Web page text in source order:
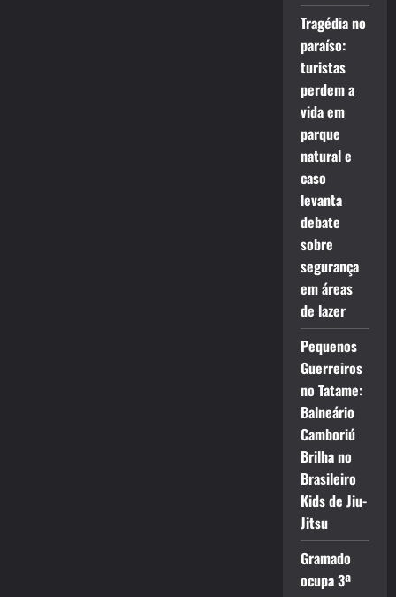
Tragédia no
paraíso:
turistas
perdem a
vida em
parque
natural e
caso
levanta
debate
sobre
segurança
em áreas
de lazer
Pequenos
Guerreiros
no Tatame:
Balneário
Camboriú
Brilha no
Brasileiro
Kids de Jiu-
Jitsu
Gramado
ocupa 3ª